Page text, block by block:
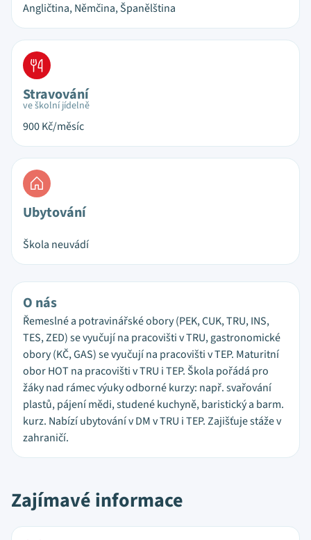
Angličtina, Němčina, Španělština
Stravování
ve školní jídelně
900Kč/měsíc
Ubytování
Škola neuvádí
O nás
Řemeslné a potravinářské obory (PEK, CUK, TRU, INS,
TES, ZED) se vyučují na pracovišti v TRU, gastronomické
obory (KČ, GAS) se vyučují na pracovišti v TEP. Maturitní
obor HOT na pracovišti v TRU i TEP. Škola pořádá pro
žáky nad rámec výuky odborné kurzy: např. svařování
plastů, pájení mědi, studené kuchyně, baristický a barm.
kurz. Nabízí ubytování v DM v TRU i TEP. Zajišťuje stáže v
zahraničí.
Zajímavé informace